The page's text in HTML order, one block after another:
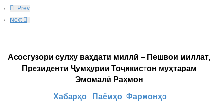
Prev
Next
Асосгузори сулҳу ваҳдати миллӣ – Пешвои миллат,
Президенти Ҷумҳурии Тоҷикистон муҳтарам
Эмомалӣ Раҳмон
Хабарҳо Паёмҳо Фармонҳо